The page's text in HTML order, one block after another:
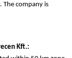
The company is
Kft.: